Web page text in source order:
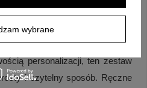
który łączy motyw Matki
personalizacji, ten zestaw
i czytelny sposób. Ręczne
wybrane